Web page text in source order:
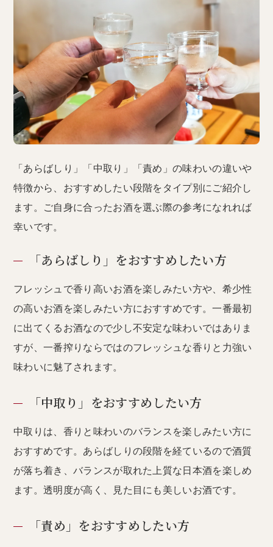
「あらばしり」「中取り」「責め」の味わいの違いや
特徴から、おすすめしたい段階をタイプ別にご紹介し
ます。ご自身に合ったお酒を選ぶ際の参考になれれば
幸いです。
「あらばしり」をおすすめしたい方
フレッシュで香り高いお酒を楽しみたい方や、希少性
の高いお酒を楽しみたい方におすすめです。一番最初
に出てくるお酒なので少し不安定な味わいではありま
すが、一番搾りならではのフレッシュな香りと力強い
味わいに魅了されます。
「中取り」をおすすめしたい方
中取りは、香りと味わいのバランスを楽しみたい方に
おすすめです。あらばしりの段階を経ているので酒質
が落ち着き、バランスが取れた上質な日本酒を楽しめ
ます。透明度が高く、見た目にも美しいお酒です。
「責め」をおすすめしたい方